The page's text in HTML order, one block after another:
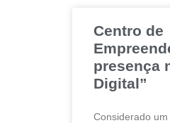
Centro de
presença
Digital”
Considerado